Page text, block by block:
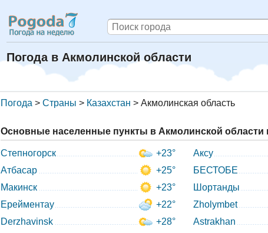
Погода в Акмолинской области
Погода > Страны > Казахстан > Акмолинская область
Основные населенные пункты в Акмолинской области
Степногорск
+23°
Атбасар
+25°
Макинск
+23°
Ерейментау
+22°
Derzhavinsk
+28°
Аксу
БЕСТОБЕ
Шортанды
Zholymbet
Astrakhan